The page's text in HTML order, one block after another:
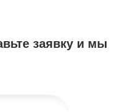
заявку и мы